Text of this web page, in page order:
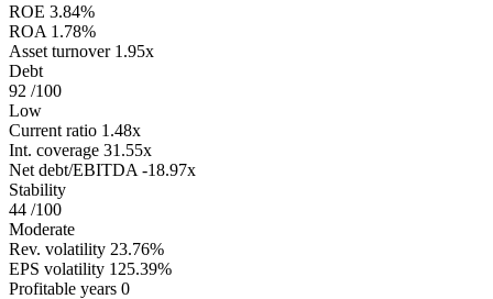
ROE 3.84%
ROA 1.78%
Asset turnover 1.95x
Debt
92 /100
Low
Current ratio 1.48x
Int. coverage 31.55x
Net debt/EBITDA -18.97x
Stability
44 /100
Moderate
Rev. volatility 23.76%
EPS volatility 125.39%
Profitable years 0